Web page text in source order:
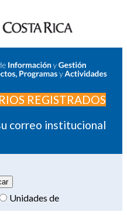
REGISTRADOS
correo institucional
Unidades de